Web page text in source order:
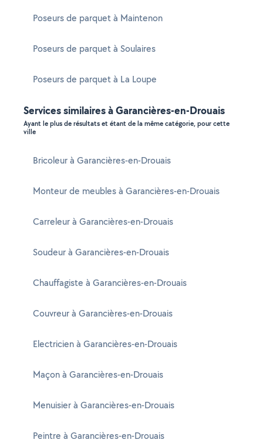
Poseurs de parquet à Maintenon
Poseurs de parquet à Soulaires
Poseurs de parquet à La Loupe
Services similaires à Garancières-en-Drouais
Ayant le plus de résultats et étant de la même catégorie, pour cette
ville
Bricoleur à Garancières-en-Drouais
Monteur de meubles à Garancières-en-Drouais
Carreleur à Garancières-en-Drouais
Soudeur à Garancières-en-Drouais
Chauffagiste à Garancières-en-Drouais
Couvreur à Garancières-en-Drouais
Electricien à Garancières-en-Drouais
Maçon à Garancières-en-Drouais
Menuisier à Garancières-en-Drouais
Peintre à Garancières-en-Drouais